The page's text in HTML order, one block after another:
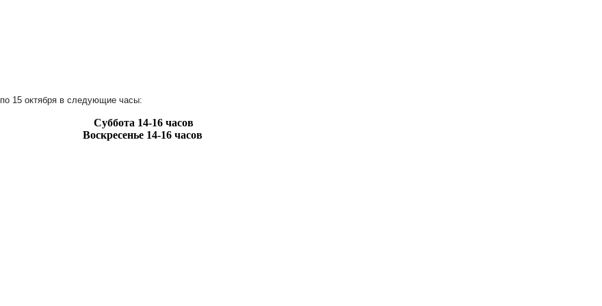
15 октября в следующие часы:
Суббота 14-16 часов
Воскресенье 14-16 часов